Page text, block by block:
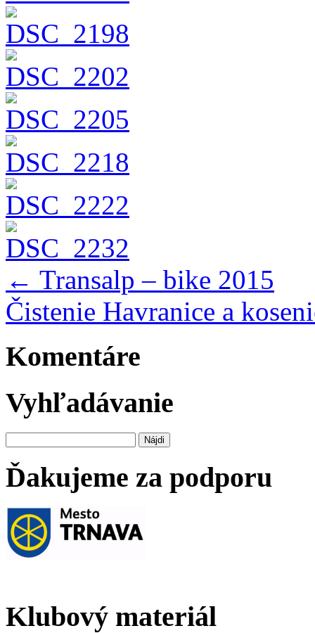
← Transalp – bike 2015
Čistenie Havranice a
Komentáre
Vyhľadávanie
Ďakujeme za podporu
Klubový materiál